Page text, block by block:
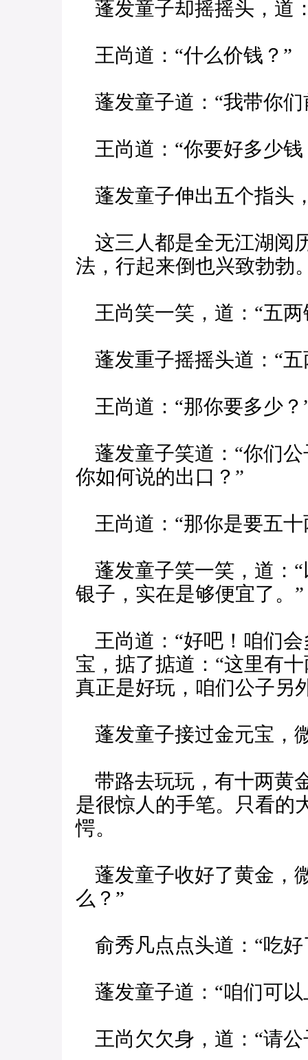
蓬发童子却摇摇头，道
王尚道：“什么价钱？”
蓬发童子道：“我带你们
王尚道：“你要好多少钱
蓬发童子伸出五个指头
这三人都是全无江湖阅
法，行起来倒也兴致勃勃
王尚笑一笑，道：“五两
蓬发重子摇摇头道：“五
王尚道：“那你要多少？
蓬发童子笑道：“你们
你如何说的出口？”
王尚道：“那你是要五十
蓬发童子笑一笑，道：
银子，实在是够便宜了。”
王尚道：“好吧！咱们会
宝，掂了掂道：“这里有
真正是好玩，咱们公子另
蓬发童子接过金元宝，
带路去玩玩，有十两黄
是很惊人的手笔。只看的
愕。
蓬发童子收好了黄金，
么？”
俞秀凡点点头道：“吃好
蓬发童子道：“咱们可以
王尚欠欠身，道：“请公